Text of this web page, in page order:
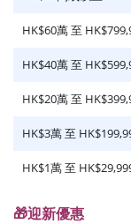
HK$60萬 至
HK$40萬 至
HK$20萬 至
HK$3萬 至
HK$1萬 至
🎁迎新優惠